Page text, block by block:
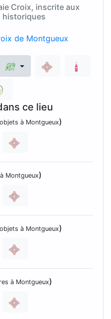
Croix, inscrite aux
historiques
ce lieu
à Montgueux)
Montgueux)
à Montgueux)
à Montgueux)